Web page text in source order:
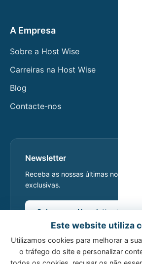
A Empresa
Sobre a Host Wise
Carreiras na Host Wise
Blog
Contacte-nos
Newsletter
Receba as nossas últimas notícias e
exclusivas.
Subscrever Newsletter
Este website utiliza
Utilizamos cookies para melhorar a
o tráfego do site e personalizar